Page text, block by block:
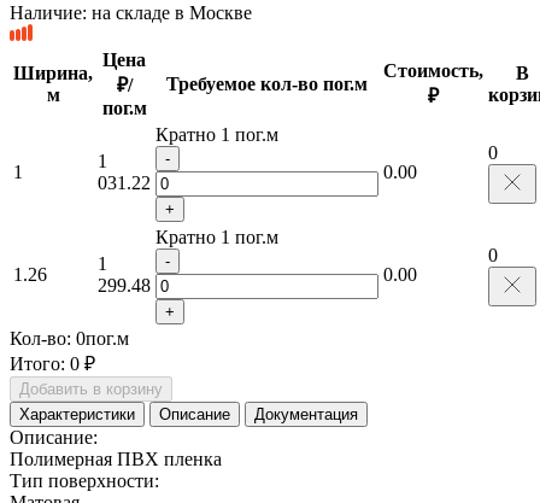
Наличие: на складе в Москве
Ширина,
м
Цена
₽/
пог.м
Требуемое кол-во пог.м
Стоимость,
₽
В
1
1
031.22
Кратно 1 пог.м
-
+
0.00
0
1.26
1
299.48
Кратно 1 пог.м
-
+
0.00
0
Кол-во: 0пог.м
Итого: 0 ₽
Добавить в корзину
Характеристики
Описание Документация
Описание:
Полимерная ПВХ пленка
Тип поверхности: